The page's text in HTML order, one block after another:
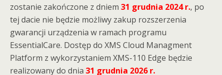
zostanie zakończone z dniem 31 grudnia 2024 r., po
tej dacie nie będzie możliwy zakup rozszerzenia
gwarancji urządzenia w ramach programu
EssentialCare. Dostęp do XMS Cloud Managment
Platform z wykorzystaniem XMS-110 Edge będzie
realizowany do dnia 31 grudnia 2026 r.